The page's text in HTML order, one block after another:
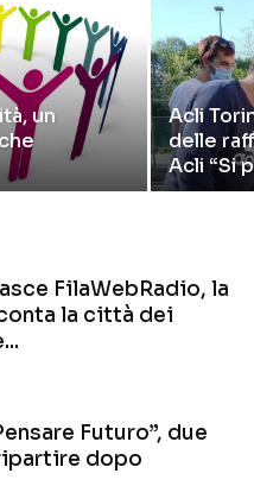
un
Acli
delle
Acli “Si
FilaWebRadio, la
la città dei
Futuro”, due
dopo